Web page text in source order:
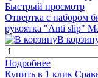
Быстрый просмотр
Отвертка с набором
рукоятка "Anti slip"
В
Подробнее
Купить в 1 клик